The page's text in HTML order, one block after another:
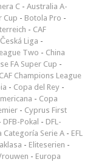
C - Australia A-
Cup - Botola Pro -
- CAF
Česká Liga -
Two - China
FA Super Cup -
Champions League
- Copa del Rey -
- Copa
- Cyprus First
DFB-Pokal - DFL-
Categoría Serie A - EFL
- Eliteserien -
- Europa